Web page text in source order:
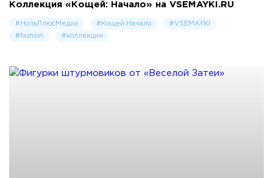
Коллекция «Кощей: Начало» на VSEMAYKI.RU
#НольПлюсМедиа #Кощей.Начало
#VSEMAYKI
#fashion
#коллекции